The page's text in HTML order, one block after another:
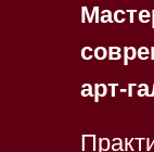
арт-